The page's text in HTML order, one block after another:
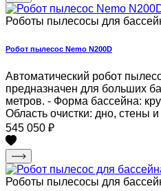
Роботы пылесосы для
Робот пылесос Nemo N200D
Автоматический робот
предназначен для больших
метров. - Форма бассейна:
Область очистки: дно, стены
545 050 ₽
Роботы пылесосы для